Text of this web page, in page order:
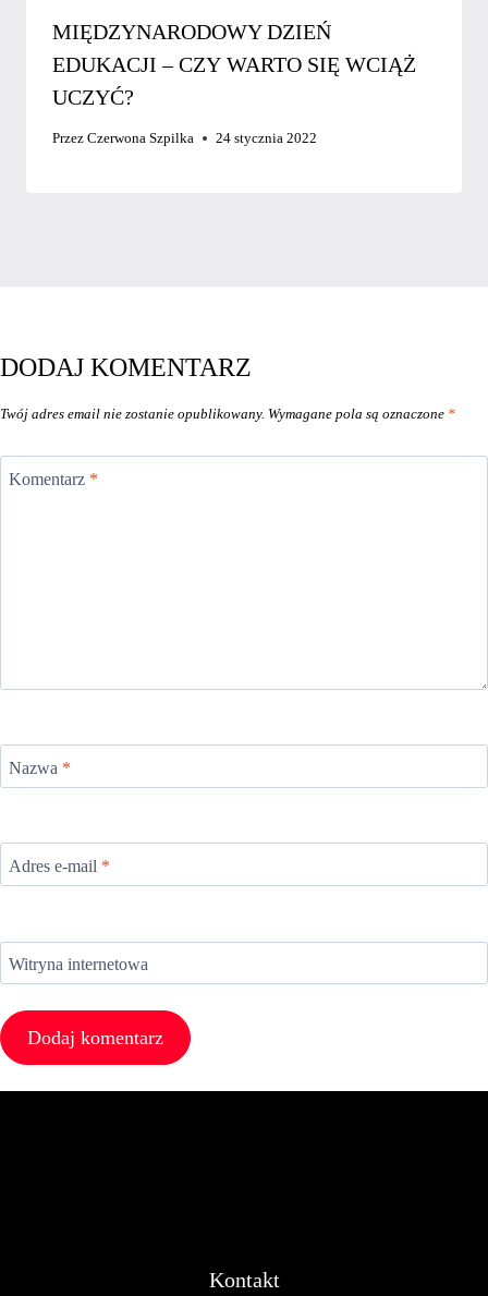
MIĘDZYNARODOWY DZIEŃ
EDUKACJI – CZY WARTO SIĘ WCIĄŻ
UCZYĆ?
Przez Czerwona Szpilka 24 stycznia 2022
DODAJ KOMENTARZ
Twój adres email nie zostanie opublikowany. Wymagane pola są oznaczone *
Komentarz *
Nazwa *
Adres e-mail *
Witryna internetowa
Kontakt